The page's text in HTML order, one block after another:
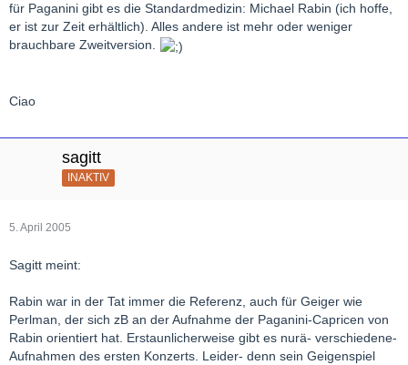
für Paganini gibt es die Standardmedizin: Michael Rabin (ich hoffe,
er ist zur Zeit erhältlich). Alles andere ist mehr oder weniger
brauchbare Zweitversion.
Ciao
sagitt
INAKTIV
5. April 2005
Sagitt meint:
Rabin war in der Tat immer die Referenz, auch für Geiger wie
Perlman, der sich zB an der Aufnahme der Paganini-Capricen von
Rabin orientiert hat. Erstaunlicherweise gibt es nurä- verschiedene-
Aufnahmen des ersten Konzerts. Leider- denn sein Geigenspiel